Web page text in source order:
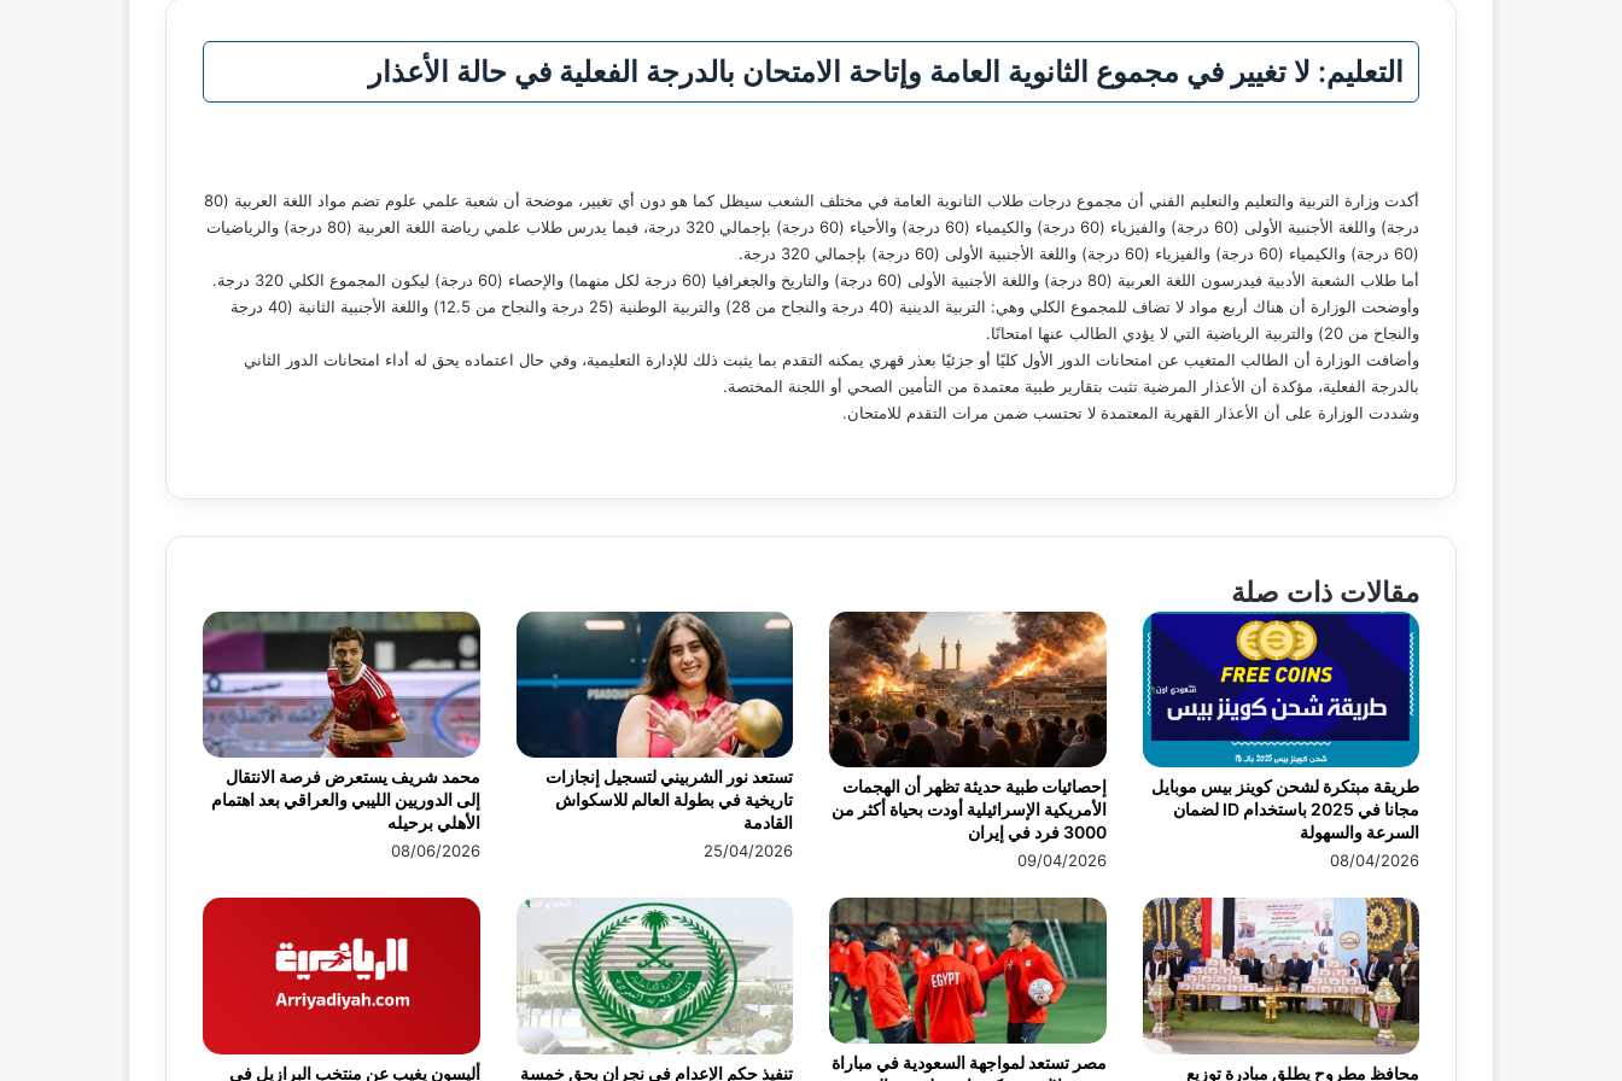
التعليم: لا تغيير في مجموع الثانوية العامة وإتاحة الامتحان بالدرجة الفعلية في حالة الأعذار
أكدت وزارة التربية والتعليم والتعليم الفني أن مجموع درجات طلاب الثانوية العامة في مختلف الشعب سيظل كما هو دون أي تغيير، موضحة أن شعبة علمي علوم تضم مواد اللغة العربية (80
درجة) واللغة الأجنبية الأولى (60 درجة) والفيزياء (60 درجة) والكيمياء (60 درجة) والأحياء (60 درجة) بإجمالي 320 درجة، فيما يدرس طلاب علمي رياضة اللغة العربية (80 درجة) والرياضيات
(60 درجة) والكيمياء (60 درجة) والفيزياء (60 درجة) واللغة الأجنبية الأولى (60 درجة) بإجمالي 320 درجة.
أما طلاب الشعبة الأدبية فيدرسون اللغة العربية (80 درجة) واللغة الأجنبية الأولى (60 درجة) والتاريخ والجغرافيا (60 درجة لكل منهما) والإحصاء (60 درجة) ليكون المجموع الكلي 320 درجة.
وأوضحت الوزارة أن هناك أربع مواد لا تضاف للمجموع الكلي وهي: التربية الدينية (40 درجة والنجاح من 28) والتربية الوطنية (25 درجة والنجاح من 12.5) واللغة الأجنبية الثانية (40 درجة
والنجاح من 20) والتربية الرياضية التي لا يؤدي الطالب عنها امتحانًا.
وأضافت الوزارة أن الطالب المتغيب عن امتحانات الدور الأول كليًا أو جزئيًا بعذر قهري يمكنه التقدم بما يثبت ذلك للإدارة التعليمية، وفي حال اعتماده يحق له أداء امتحانات الدور الثاني
بالدرجة الفعلية، مؤكدة أن الأعذار المرضية تثبت بتقارير طبية معتمدة من التأمين الصحي أو اللجنة المختصة.
وشددت الوزارة على أن الأعذار القهرية المعتمدة لا تحتسب ضمن مرات التقدم للامتحان.
مقالات ذات صلة
محمد شريف يستعرض فرصة الانتقال
إلى الدوريين الليبي والعراقي بعد اهتمام
الأهلي برحيله
08/06/2026
تستعد نور الشربيني لتسجيل إنجازات
تاريخية في بطولة العالم للاسكواش
القادمة
25/04/2026
إحصائيات طبية حديثة تظهر أن الهجمات
الأمريكية الإسرائيلية أودت بحياة أكثر من
3000 فرد في إيران
09/04/2026
طريقة مبتكرة لشحن كوينز بيس موبايل
مجانا في 2025 باستخدام ID لضمان
السرعة والسهولة
08/04/2026
أليسون يغيب عن منتخب البرازيل في تنفيذ حكم الإعدام في نجران بحق خمسة
مصر تستعد لمواجهة السعودية في مباراة
محافظ مطروح يطلق مبادرة توزيع